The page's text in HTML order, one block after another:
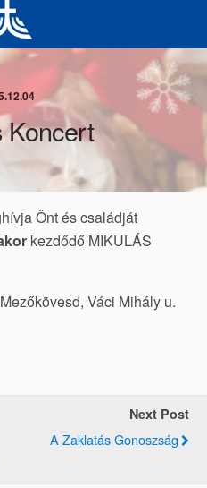
Koncert
Önt és családját
kezdődő MIKULÁS
Váci Mihály u.
Next Post
A Zaklatás Gonoszság